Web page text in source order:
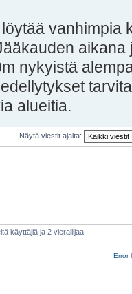
vanhimpia
nykyistä
alueitia.
Näytä viestit ajalta:
käyttäjiä ja 2 vierailijaa
Error